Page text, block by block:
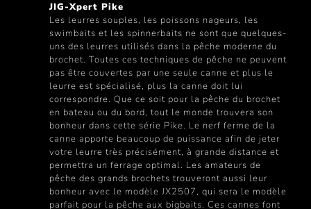
JIG-Xpert Pike
Les leurres souples, les poissons nageurs, les
swimbaits et les spinnerbaits ne sont que quelques-
uns des leurres utilisés dans la pêche moderne du
brochet. Toutes ces techniques de pêche ne peuvent
pas être couvertes par une seule canne et plus le
leurre est spécialisé, plus la canne doit lui
correspondre. Que ce soit pour la pêche du brochet
en bateau ou du bord, tout le monde trouvera son
bonheur dans cette série Pike. Le nerf ferme de la
canne apporte beaucoup de puissance afin de jeter
votre leurre très précisément, à grande distance et
permettra un ferrage optimal. Les amateurs de
pêche des grands brochets trouveront aussi leur
bonheur avec le modèle JX2507, qui sera le modèle
parfait pour la pêche aux bigbaits. Ces cannes font